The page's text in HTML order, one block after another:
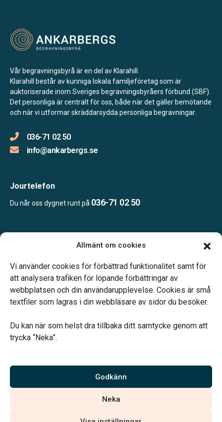
Allmänt om cookies
Vi använder cookies för förbättrad funktionalitet samt för
att analysera trafiken för löpande förbättringar av
webbplatsen och din användarupplevelse. Cookies är små
textfiler som lagras i din webbläsare av sidor du besöker.
Du kan när som helst dra tillbaka ditt samtycke genom att
trycka “Neka”.
Godkänn
Neka
Vår begravningsbyrå är en del av Klarahill.
Klarahill består av kunniga lokala familjeföretag som är
auktoriserade inom Sveriges begravningsbyråers förbund (SBF).
Det personliga är centralt för oss, både när det gäller bemötande
och när vi utformar skräddarsydda personliga begravningar.
036-71 02 50
info@ankarbergs.se
Jourtelefon
Du når oss dygnet runt på 036-71 02 50
Telefonjour dygnet runt.
Vårt systerbolag Verahill hjälper dig med familjejuridiken –
Vi är auktoriserade av Sveriges Begravningsbyråers Förbund och
har högt ställda krav på utbildning, kvalitet, miljö och arbetsmiljö.